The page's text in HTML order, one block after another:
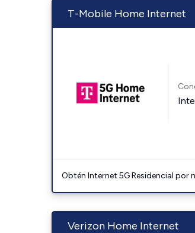
T-Mobile Home Internet
Obtén Internet 5G Residencial
Verizon Home Internet